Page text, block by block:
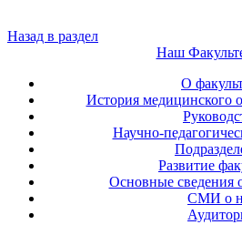
Назад в раздел
Наш
О
История медицинского
Научно-
Развитие
Основные сведения
СМИ о